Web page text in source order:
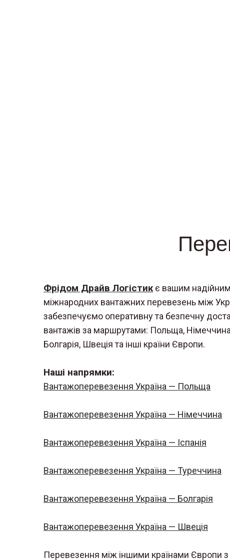
Фрідом Драйв Логістик є вашим
міжнародних вантажних перевезень між
забезпечуємо оперативну та безпечну
вантажів за маршрутами: Польща,
Болгарія, Швеція та інші країни Європи.
Наші напрямки:
Вантажоперевезення Україна — Польща
Вантажоперевезення Україна — Німеччина
Вантажоперевезення Україна — Іспанія
Вантажоперевезення Україна — Туреччина
Вантажоперевезення Україна — Болгарія
Вантажоперевезення Україна — Швеція
Перевезення між іншими країнами Європи з